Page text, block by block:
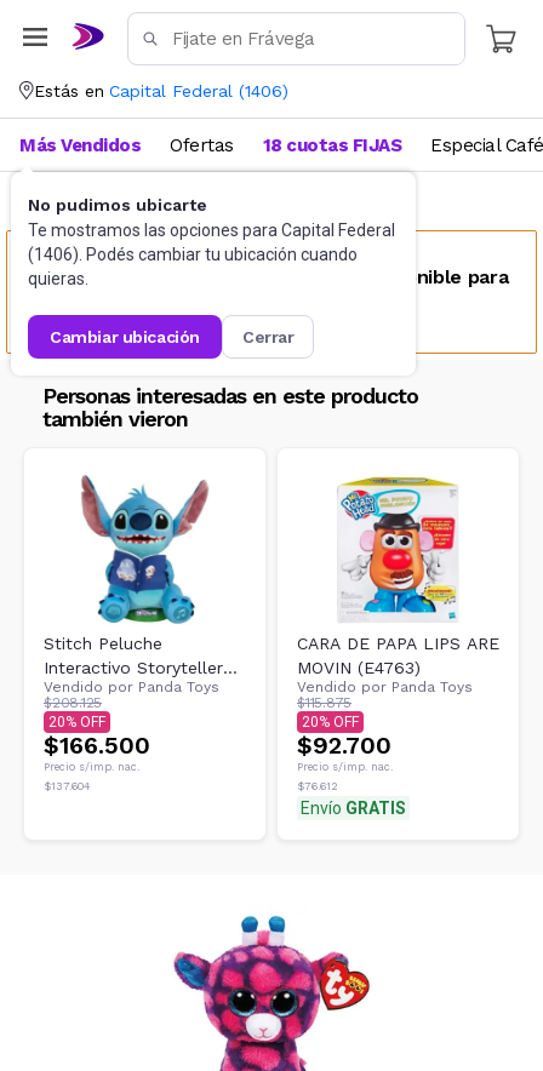
Estás en Capital Federal (1406)
No pudimos ubicarte
Te mostramos las opciones para Capital Federal
(1406). Podés cambiar tu ubicación cuando
quieras.
cambiar ubicación cerrar
Más Vendidos Ofertas 18 cuotas FIJAS Especial Café
Juguetes y Juegos
Este producto no se encuentra disponible para
Personas interesadas en este producto
también vieron
Stitch Peluche
Interactivo Storyteller
Cuenta Historias 39cm
Vendido por Panda Toys
$208.125
20
$166.500
Precio s/imp. nac.
$137.604
CARA DE PAPA LIPS ARE
MOVIN (E4763)
Vendido por Panda Toys
$115.875
20
$92.700
Precio s/imp. nac.
$76.612
Envío GRATIS